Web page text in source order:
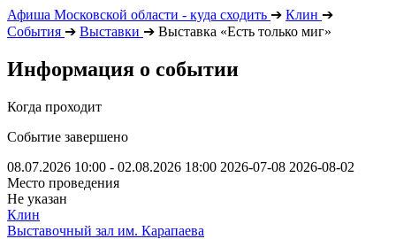
Афиша Московской области - куда сходить ➔ Клин ➔
События ➔ Выставки ➔ Выставка «Есть только миг»
Информация о событии
Когда проходит
Событие завершено
08.07.2026 10:00 - 02.08.2026 18:00 2026-07-08 2026-08-02
Место проведения
Не указан
Клин
Выставочный зал им. Карапаева